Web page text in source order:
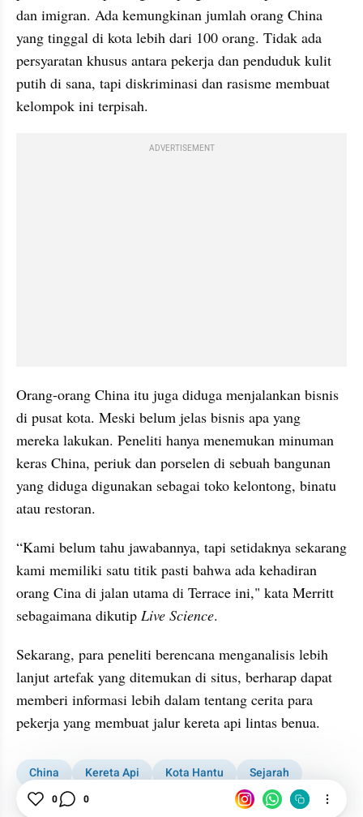
dan imigran. Ada kemungkinan jumlah orang China
yang tinggal di kota lebih dari 100 orang. Tidak ada
persyaratan khusus antara pekerja dan penduduk kulit
putih di sana, tapi diskriminasi dan rasisme membuat
kelompok ini terpisah.
ADVERTISEMENT
Orang-orang China itu juga diduga menjalankan bisnis
di pusat kota. Meski belum jelas bisnis apa yang
mereka lakukan. Peneliti hanya menemukan minuman
keras China, periuk dan porselen di sebuah bangunan
yang diduga digunakan sebagai toko kelontong, binatu
atau restoran.
“Kami belum tahu jawabannya, tapi setidaknya sekarang
kami memiliki satu titik pasti bahwa ada kehadiran
orang Cina di jalan utama di Terrace ini," kata Merritt
sebagaimana dikutip Live Science.
Sekarang, para peneliti berencana menganalisis lebih
lanjut artefak yang ditemukan di situs, berharap dapat
memberi informasi lebih dalam tentang cerita para
pekerja yang membuat jalur kereta api lintas benua.
China Kereta Api Kota Hantu
Sejarah
UTAH
0 0